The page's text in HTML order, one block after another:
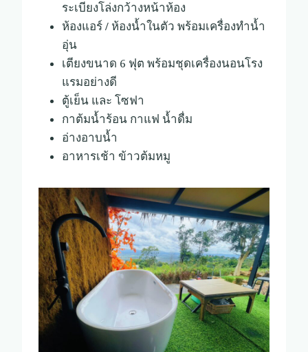
ระเบียงโล่งกว้างหน้าห้อง
ห้องแอร์ / ห้องน้ำในตัว พร้อมเครื่องทำน้ำ
อุ่น
เตียงขนาด 6 ฟุต พร้อมชุดเครื่องนอนโรง
แรมอย่างดี
ตู้เย็น และ โซฟา
กาต้มน้ำร้อน กาแฟ น้ำดื่ม
อ่างอาบน้ำ
อาหารเช้า ข้าวต้มหมู